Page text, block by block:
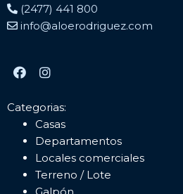
(2477) 441 800
info@aloerodriguez.com
Categorias:
Casas
Departamentos
Locales comerciales
Terreno / Lote